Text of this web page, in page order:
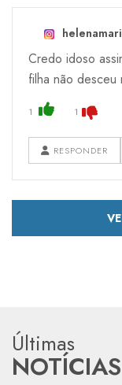
Credo idoso
filha não
1 1
RESPONDER
Últimas
NOTÍCIAS